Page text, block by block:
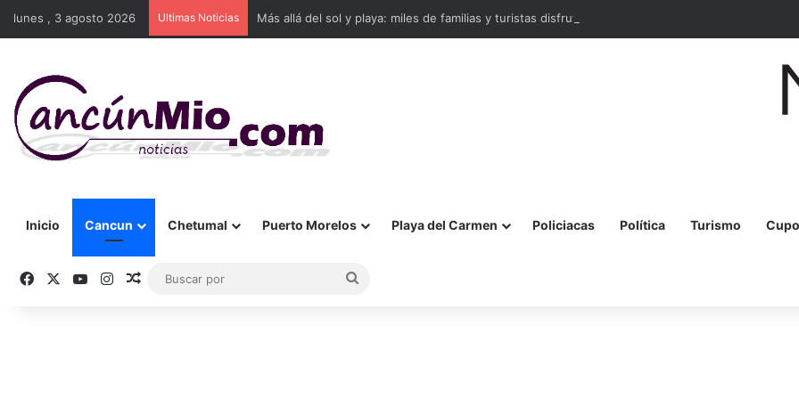
lunes , 3 agosto 2026 Ultimas Noticias Más allá del sol y playa: miles de familias y turistas disfrutan la Festa della Pizza en Malecón
Inicio Cancun Chetumal Puerto Morelos Playa del Carmen Policiacas Política Turismo
FacebookYouTubeInstagram
Publicación al azar